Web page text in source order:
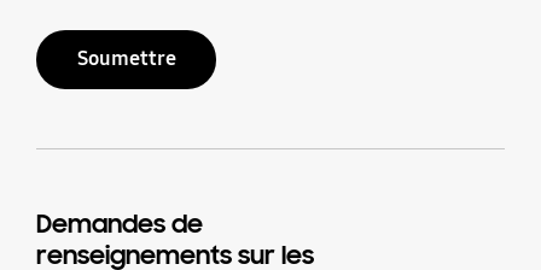
Soumettre
Demandes de
renseignements sur les